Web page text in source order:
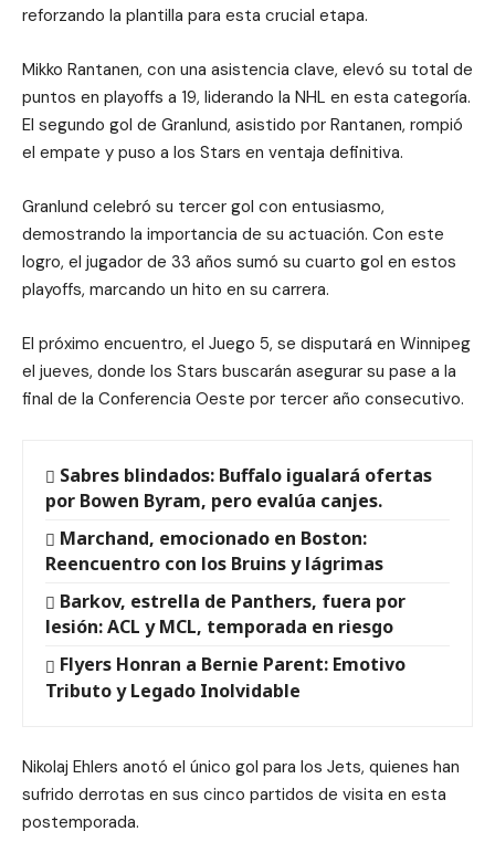
reforzando la plantilla para esta crucial etapa.
Mikko Rantanen, con una asistencia clave, elevó su total de
puntos en playoffs a 19, liderando la NHL en esta categoría.
El segundo gol de Granlund, asistido por Rantanen, rompió
el empate y puso a los Stars en ventaja definitiva.
Granlund celebró su tercer gol con entusiasmo,
demostrando la importancia de su actuación. Con este
logro, el jugador de 33 años sumó su cuarto gol en estos
playoffs, marcando un hito en su carrera.
El próximo encuentro, el Juego 5, se disputará en Winnipeg
el jueves, donde los Stars buscarán asegurar su pase a la
final de la Conferencia Oeste por tercer año consecutivo.
Sabres blindados: Buffalo igualará ofertas
por Bowen Byram, pero evalúa canjes.
Marchand, emocionado en Boston:
Reencuentro con los Bruins y lágrimas
Barkov, estrella de Panthers, fuera por
lesión: ACL y MCL, temporada en riesgo
Flyers Honran a Bernie Parent: Emotivo
Tributo y Legado Inolvidable
Nikolaj Ehlers anotó el único gol para los Jets, quienes han
sufrido derrotas en sus cinco partidos de visita en esta
postemporada.